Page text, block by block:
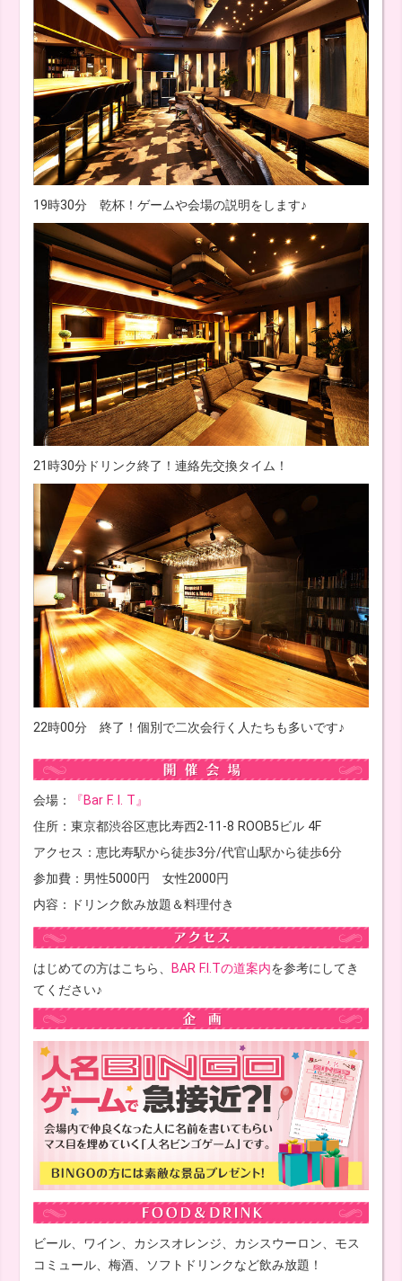
19時30分 乾杯！ゲームや会場の説明をします♪
21時30分ドリンク終了！連絡先交換タイム！
22時00分 終了！個別で二次会行く人たちも多いです♪
会場：
『Bar F. I. T』
住所：東京都渋谷区恵比寿西2-11-8 ROOB5ビル 4F
アクセス：恵比寿駅から徒歩3分/代官山駅から徒歩6分
参加費：男性5000円 女性2000円
内容：ドリンク飲み放題＆料理付き
はじめての方はこちら、 BAR F.I.Tの道案内を参考にしてき
てください♪
ビール、ワイン、カシスオレンジ、カシスウーロン、モス
コミュール、梅酒、ソフトドリンクなど飲み放題！